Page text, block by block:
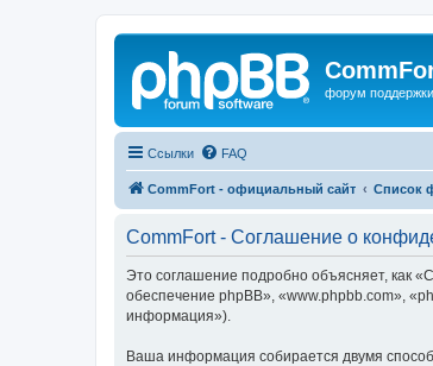
форум поддержки
Ссылки FAQ
CommFort - официальный сайт Список
CommFort - Соглашение о
Это соглашение подробно объясняет, как
обеспечение phpBB», «www.phpbb.com»,
информация»).
Ваша информация собирается двумя